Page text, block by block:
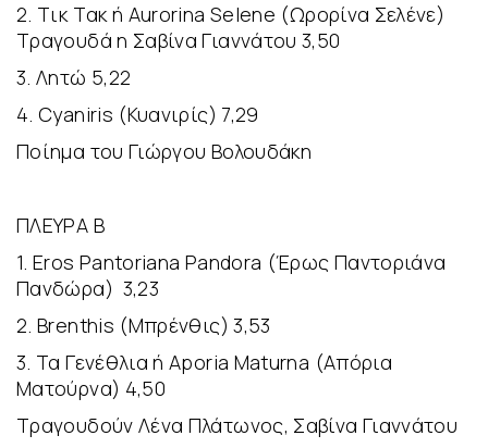
2. Tικ Tακ ή Aurorina Selene (Ωρορίνα Σελένε)
Τραγουδά η Σαβίνα Γιαννάτου 3,50
3. Λητώ 5,22
4. Cyaniris (Κυανιρίς) 7,29
Ποίημα του Γιώργου Βολουδάκη
ΠΛΕΥΡΑ Β
1. Eros Pantoriana Pandora (Έρως Παντοριάνα
Πανδώρα) 3,23
2. Brenthis (Μπρένθις) 3,53
3. Τα Γενέθλια ή Aporia Maturna (Απόρια
Ματούρνα) 4,50
Τραγουδούν Λένα Πλάτωνος, Σαβίνα Γιαννάτου